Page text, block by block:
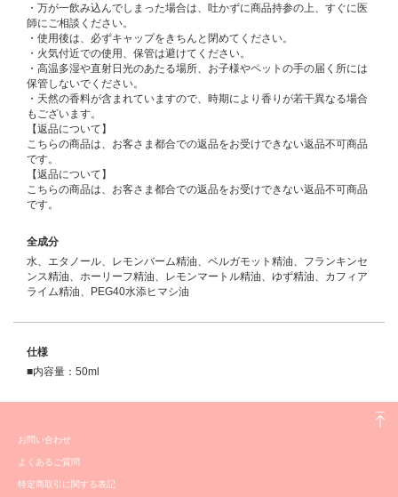
・万が一飲み込んでしまった場合は、吐かずに商品持参の上、すぐに医
師にご相談ください。
・使用後は、必ずキャップをきちんと閉めてください。
・火気付近での使用、保管は避けてください。
・高温多湿や直射日光のあたる場所、お子様やペットの手の届く所には
保管しないでください。
・天然の香料が含まれていますので、時期により香りが若干異なる場合
もございます。
【返品について】
こちらの商品は、お客さま都合での返品をお受けできない返品不可商品
です。
【返品について】
こちらの商品は、お客さま都合での返品をお受けできない返品不可商品
です。
全成分
水、エタノール、レモンバーム精油、ベルガモット精油、フランキンセ
ンス精油、ホーリーフ精油、レモンマートル精油、ゆず精油、カフィア
ライム精油、PEG40水添ヒマシ油
仕様
■内容量：50ml
お問い合わせ
よくあるご質問
特定商取引に関する表記